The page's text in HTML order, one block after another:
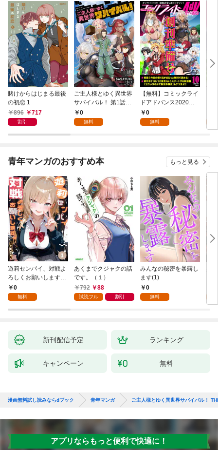
賭けからはじまる最後
の初恋 1
896
717
割引
ご主人様とゆく異世界
サバイバル！ 第1話
【単話版】
0
無料
【無料】コミックライ
ドアドバンス2020年1
0月創刊準備号(vol.01)
0
無料
溜
第1
青年マンガのおすすめ本 もっと見る
遊莉センパイ、対戦よ
ろしくお願いします。
1 0
無料
あくまでクジャクの話
です。（１）
792
88
試読フル 割引
みんなの秘密を暴露し
ます(1)
0
無料
異
新刊配信予定 ランキング
キャンペーン 無料
漫画無料試し読みならdブック 青年マンガ ご主人様とゆく異世界サバイバル！
アプリならもっと便利で快適に！